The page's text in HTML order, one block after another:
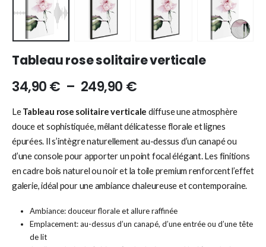
Tableau rose solitaire verticale
34,90€ – 249,90 €
LeTableau rose solitaire verticale diffuse une atmosphère
douce et sophistiquée, mêlant délicatesse florale et lignes
épurées. Il s’intègre naturellement au-dessus d’un canapé ou
d’une console pour apporter un point focal élégant. Les finitions
en cadre bois naturel ou noir et la toile premium renforcent l’effet
galerie, idéal pour une ambiance chaleureuse et contemporaine.
Ambiance: douceur florale et allure raffinée
Emplacement: au-dessus d’un canapé, d’une entrée ou d’une tête
de lit